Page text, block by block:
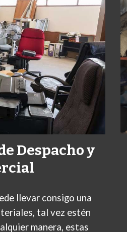
Despacho y
llevar consigo una
tal vez estén
manera, estas